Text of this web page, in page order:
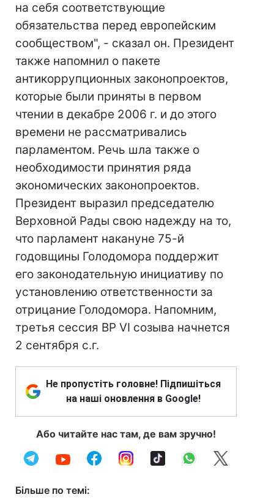
на себя соответствующие
обязательства перед европейским
сообществом", - сказал он. Президент
также напомнил о пакете
антикоррупционных законопроектов,
которые были приняты в первом
чтении в декабре 2006 г. и до этого
времени не рассматривались
парламентом. Речь шла также о
необходимости принятия ряда
экономических законопроектов.
Президент выразил председателю
Верховной Рады свою надежду на то,
что парламент накануне 75-й
годовщины Голодомора поддержит
его законодательную инициативу по
установлению ответственности за
отрицание Голодомора. Напомним,
третья сессия ВР VI созыва начнется
2 сентября с.г.
Не пропустіть головне! Підпишіться
на наші оновлення в Google!
Або читайте нас там, де вам зручно!
Більше по темі: